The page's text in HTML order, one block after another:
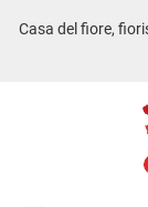
Casa del fiore,